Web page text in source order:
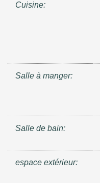
Cuisine:
Salle à manger:
Salle de bain:
espace extérieur: